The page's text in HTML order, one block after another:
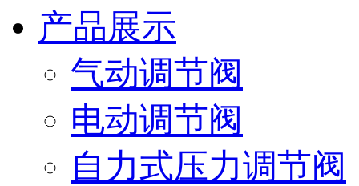
产品展示
气动调节阀
电动调节阀
自力式压力调节阀